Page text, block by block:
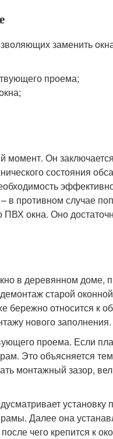
заменить
проема;
Он
состояния
в противном случае
ПВХ окна. Оно
в деревянном доме,
старой
бережно относится к
нового заполнения.
проема. Если
Это объясняется
монтажный зазор,
установку
Далее она
чего крепится к